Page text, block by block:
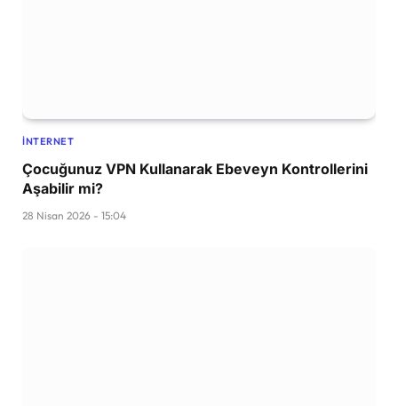
İNTERNET
Çocuğunuz VPN Kullanarak Ebeveyn Kontrollerini
Aşabilir mi?
28 Nisan 2026 - 15:04